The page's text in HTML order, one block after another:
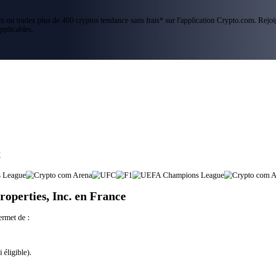
ou tradez plus de 400 cryptos tendance sans frais* sur l'application Crypto.com.
Inc. en France
de :
éligible).